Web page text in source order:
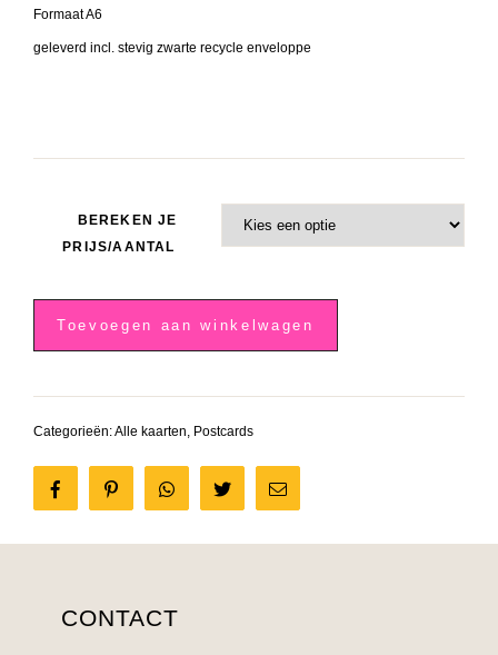
Formaat A6
geleverd incl. stevig zwarte recycle enveloppe
BEREKEN JE
PRIJS/AANTAL
ansichtkaart
of
Toevoegen aan winkelwagen
Categorieën:Alle kaarten Postcards
Share Pin Tweet Send
CONTACT